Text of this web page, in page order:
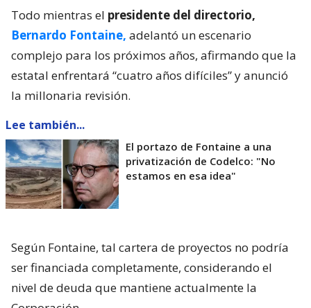
Todo mientras el presidente del directorio,
Bernardo Fontaine, adelantó un escenario
complejo para los próximos años, afirmando que la
estatal enfrentará “cuatro años difíciles” y anunció
la millonaria revisión.
Lee también...
El portazo de Fontaine a una
privatización de Codelco: "No
estamos en esa idea"
Según Fontaine, tal cartera de proyectos no podría
ser financiada completamente, considerando el
nivel de deuda que mantiene actualmente la